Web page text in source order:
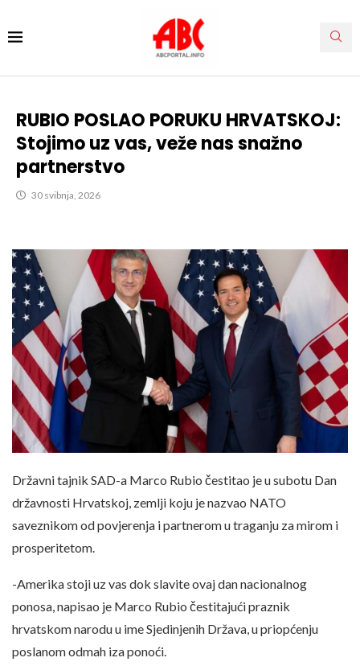
RUBIO POSLAO PORUKU HRVATSKOJ:
Stojimo uz vas, veže nas snažno
partnerstvo
30 svibnja, 2026
Državni tajnik SAD-a Marco Rubio čestitao je u subotu Dan
državnosti Hrvatskoj, zemlji koju je nazvao NATO
saveznikom od povjerenja i partnerom u traganju za mirom i
prosperitetom.
-Amerika stoji uz vas dok slavite ovaj dan nacionalnog
ponosa, napisao je Marco Rubio čestitajući praznik
hrvatskom narodu u ime Sjedinjenih Država, u priopćenju
poslanom odmah iza ponoći.